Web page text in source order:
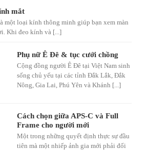
mắt
một loại kính thông minh giúp bạn xem màn
Khi đeo kính và [...]
Phụ nữ Ê Đê & tục cưới chồng
Cộng đồng người Ê Đê tại Việt Nam sinh
sống chủ yếu tại các tỉnh Đắk Lắk, Đắk
Nông, Gia Lai, Phú Yên và Khánh [...]
Cách chọn giữa APS-C và Full
Frame cho người mới
Một trong những quyết định thực sự đầu
tiên mà một nhiếp ảnh gia mới phải đối